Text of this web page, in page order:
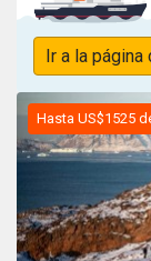
Ir a la página
Hasta US$1525